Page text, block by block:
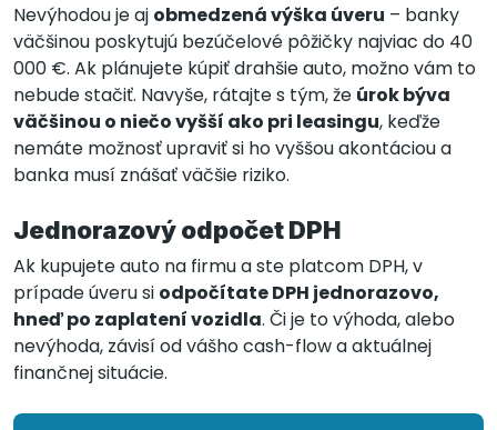
Nevýhodou je aj obmedzená výška úveru – banky
väčšinou poskytujú bezúčelové pôžičky najviac do 40
000 €. Ak plánujete kúpiť drahšie auto, možno vám to
nebude stačiť. Navyše, rátajte s tým, že úrok býva
väčšinou o niečo vyšší ako pri leasingu, keďže
nemáte možnosť upraviť si ho vyššou akontáciou a
banka musí znášať väčšie riziko.
Jednorazový odpočet DPH
Ak kupujete auto na firmu a ste platcom DPH, v
prípade úveru si odpočítate DPH jednorazovo,
hneď po zaplatení vozidla. Či je to výhoda, alebo
nevýhoda, závisí od vášho cash-flow a aktuálnej
finančnej situácie.